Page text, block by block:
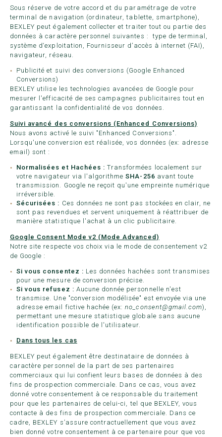
Sous réserve de votre accord et du paramétrage de votre
terminal de navigation (ordinateur, tablette, smartphone),
BEXLEY peut également collecter et traiter tout ou partie des
données à caractère personnel suivantes : type de terminal,
système d‘exploitation, Fournisseur d’accès à internet (FAI),
navigateur, réseau.
Publicité et suivi des conversions (Google Enhanced
Conversions)
BEXLEY utilise les technologies avancées de Google pour
mesurer l'efficacité de ses campagnes publicitaires tout en
garantissant la confidentialité de vos données.
Suivi avancé des conversions (Enhanced Conversions)
Nous avons activé le suivi "Enhanced Conversions".
Lorsqu'une conversion est réalisée, vos données (ex: adresse
email) sont :
Normalisées et Hachées : Transformées localement sur
votre navigateur via l'algorithmeSHA-256 avant toute
transmission. Google ne reçoit qu'une empreinte numérique
irréversible.
Sécurisées : Ces données ne sont pas stockées en clair, ne
sont pas revendues et servent uniquement à réattribuer de
manière statistique l'achat à un clic publicitaire.
Google Consent Mode v2 (Mode Advanced)
Notre site respecte vos choix via le mode de consentement v2
de Google :
Si vous consentez : Les données hachées sont transmises
pour une mesure de conversion précise.
Si vous refusez : Aucune donnée personnelle n'est
transmise. Une "conversion modélisée" est envoyée via une
adresse email fictive hachée (ex:no_consent@gmail.com),
permettant une mesure statistique globale sans aucune
identification possible de l'utilisateur.
Dans tous les cas
BEXLEY peut également être destinataire de données à
caractère personnel de la part de ses partenaires
commerciaux qui lui confient leurs bases de données à des
fins de prospection commerciale. Dans ce cas, vous avez
donné votre consentement à ce responsable du traitement
pour que les partenaires de celui-ci, tel que BEXLEY, vous
contacte à des fins de prospection commerciale. Dans ce
cadre, BEXLEY s’assure contractuellement que vous avez
bien donné votre consentement à ce partenaire pour que vos